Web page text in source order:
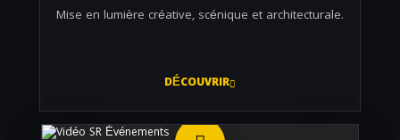
Mise en lumière créative, scénique et architecturale.
DÉCOUVRIR